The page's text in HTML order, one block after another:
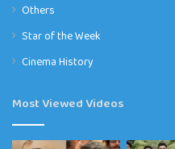
Others
Star of the Week
Cinema History
Most Viewed Videos